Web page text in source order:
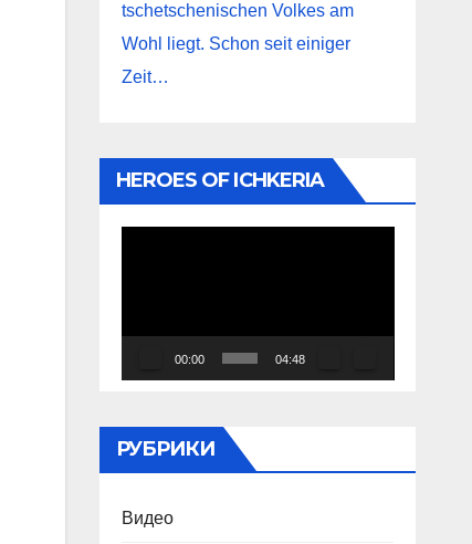
tschetschenischen Volkes am
Wohl liegt. Schon seit einiger
Zeit…
HEROES OF ICHKERIA
00:00 04:48
РУБРИКИ
Видео